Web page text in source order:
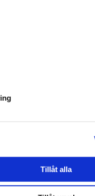
Tillåt alla
7 år. Upp till 4 års